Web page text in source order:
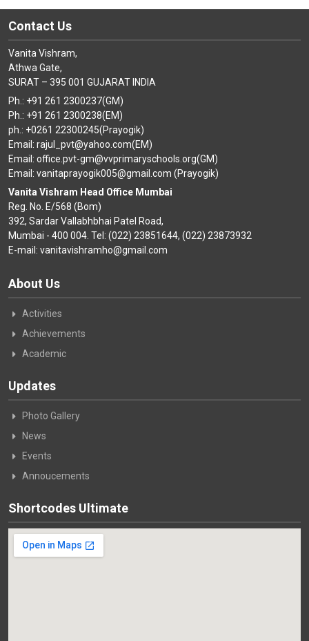
Contact Us
Vanita Vishram,
Athwa Gate,
SURAT – 395 001 GUJARAT INDIA
Ph.: +91 261 2300237(GM)
Ph.: +91 261 2300238(EM)
ph.: +0261 22300245(Prayogik)
Email: rajul_pvt@yahoo.com(EM)
Email: office.pvt-gm@vvprimaryschools.org(GM)
Email: vanitaprayogik005@gmail.com (Prayogik)
Vanita Vishram Head Office Mumbai
Reg. No. E/568 (Bom)
392, Sardar Vallabhbhai Patel Road,
Mumbai - 400 004. Tel: (022) 23851644, (022) 23873932
E-mail: vanitavishramho@gmail.com
About Us
Activities
Achievements
Academic
Updates
Photo Gallery
News
Events
Annoucements
Shortcodes Ultimate